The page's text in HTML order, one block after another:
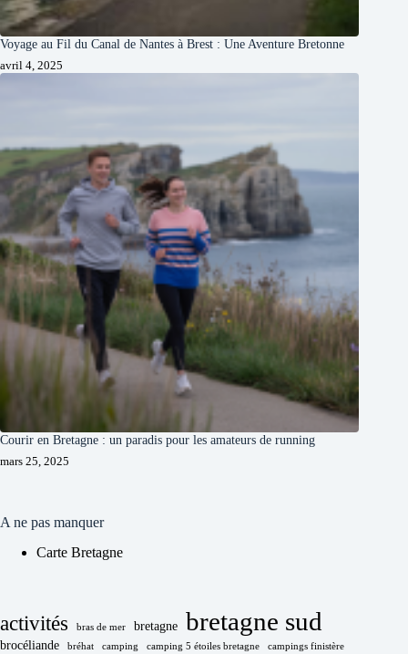
Voyage au Fil du Canal de Nantes à Brest : Une Aventure Bretonne
avril 4, 2025
Courir en Bretagne : un paradis pour les amateurs de running
mars 25, 2025
A ne pas manquer
Carte Bretagne
activités bras de mer bretagne bretagne sud
brocéliande bréhat camping camping 5 étoiles bretagne campings finistère